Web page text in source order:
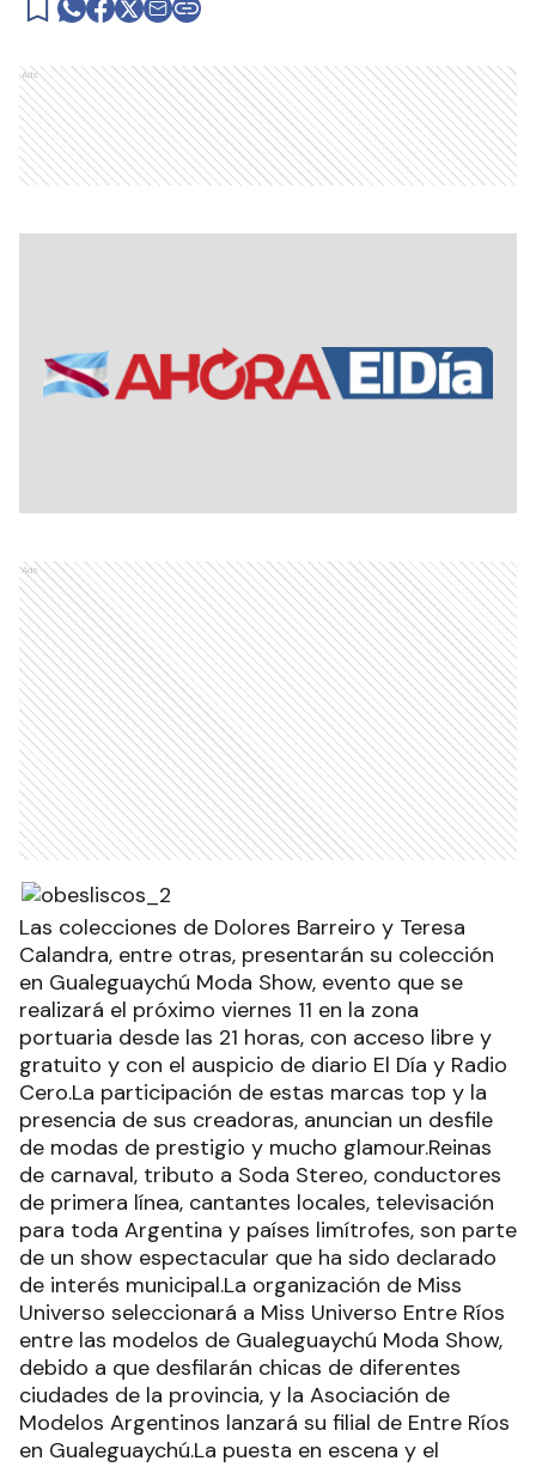
Ads
Ads
Las colecciones de Dolores Barreiro y Teresa
Calandra, entre otras, presentarán su colección
en Gualeguaychú Moda Show, evento que se
realizará el próximo viernes 11 en la zona
portuaria desde las 21 horas, con acceso libre y
gratuito y con el auspicio de diario El Día y Radio
Cero.La participación de estas marcas top y la
presencia de sus creadoras, anuncian un desfile
de modas de prestigio y mucho glamour.Reinas
de carnaval, tributo a Soda Stereo, conductores
de primera línea, cantantes locales, televisación
para toda Argentina y países limítrofes, son parte
de un show espectacular que ha sido declarado
de interés municipal.La organización de Miss
Universo seleccionará a Miss Universo Entre Ríos
entre las modelos de Gualeguaychú Moda Show,
debido a que desfilarán chicas de diferentes
ciudades de la provincia, y la Asociación de
Modelos Argentinos lanzará su filial de Entre Ríos
en Gualeguaychú.La puesta en escena y el